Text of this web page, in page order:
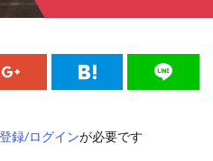
録/ログインが必要です